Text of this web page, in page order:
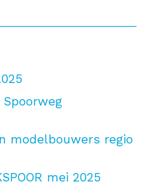
Spoorweg
modelbouwers regio
mei 2025